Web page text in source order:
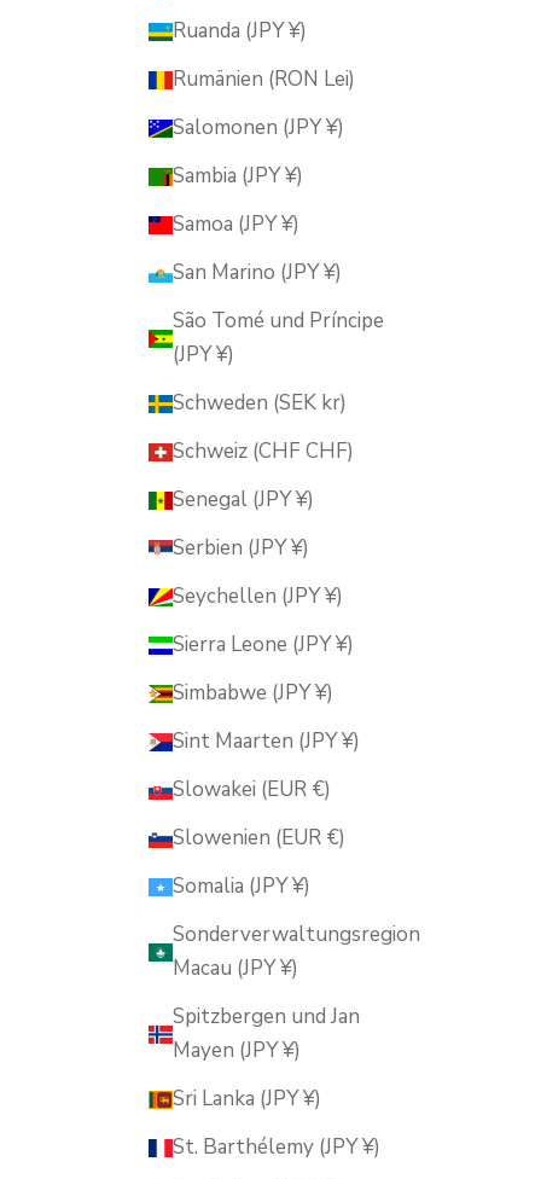
Ruanda (JPY ¥)
Rumänien (RON Lei)
Salomonen (JPY ¥)
Sambia (JPY ¥)
Samoa (JPY ¥)
San Marino (JPY ¥)
São Tomé und Príncipe
(JPY ¥)
Schweden (SEK kr)
Schweiz (CHF CHF)
Senegal (JPY ¥)
Serbien (JPY ¥)
Seychellen (JPY ¥)
Sierra Leone (JPY ¥)
Simbabwe (JPY ¥)
Sint Maarten (JPY ¥)
Slowakei (EUR €)
Slowenien (EUR €)
Somalia (JPY ¥)
Sonderverwaltungsregion
Macau (JPY ¥)
Spitzbergen und Jan
Mayen (JPY ¥)
Sri Lanka (JPY ¥)
St. Barthélemy (JPY ¥)